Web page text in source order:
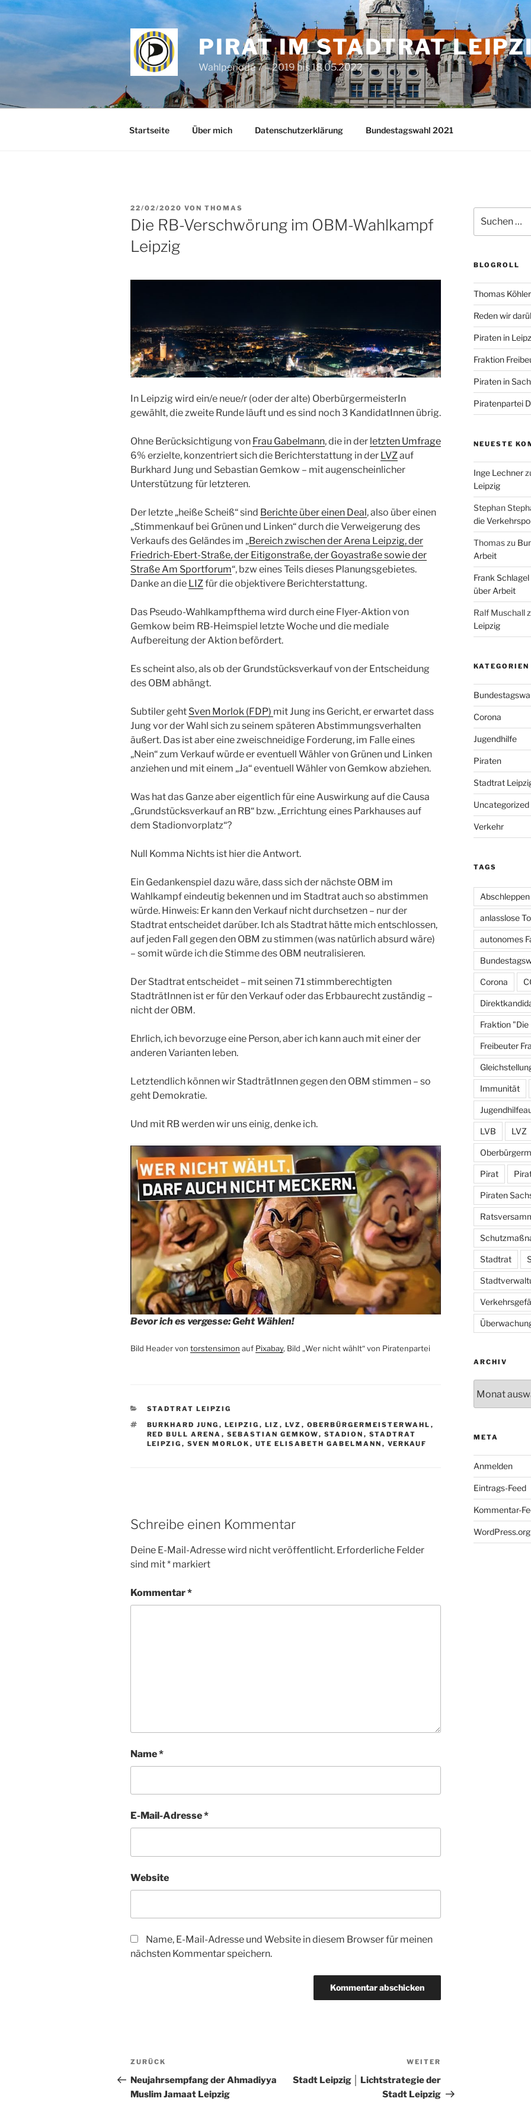
Zum
springen
PIRAT IM STADTRAT
Wahlperiode 7 – 2019 bis 18.05.2022
Startseite Über mich Datenschutzerklärung Bundestagswahl 2021
VERÖFFENTLICHT
AM
22/02/2020 VON THOMAS
Die RB-Verschwörung im OBM-Wahlkampf
Leipzig
In Leipzig wird ein/e neue/r (oder der alte) OberbürgermeisterIn
gewählt, die zweite Runde läuft und es sind noch 3 KandidatInnen übrig.
Ohne Berücksichtigung von Frau Gabelmann, die in der letzten Umfrage
6% erzielte, konzentriert sich die Berichterstattung in der LVZauf
Burkhard Jung und Sebastian Gemkow – mit augenscheinlicher
Unterstützung für letzteren.
Der letzte „heiße Scheiß“ sind Berichte über einen Deal, also über einen
„Stimmenkauf bei Grünen und Linken“ durch die Verweigerung des
Verkaufs des Geländes im „Bereich zwischen der Arena Leipzig, der
Friedrich-Ebert-Straße, der Eitigonstraße, der Goyastraße sowie der
Straße Am Sportforum“, bzw eines Teils dieses Planungsgebietes.
Danke an die LIZfür die objektivere Berichterstattung.
Das Pseudo-Wahlkampfthema wird durch eine Flyer-Aktion von
Gemkow beim RB-Heimspiel letzte Woche und die mediale
Aufbereitung der Aktion befördert.
Es scheint also, als ob der Grundstücksverkauf von der Entscheidung
des OBM abhängt.
Subtiler geht Sven Morlok (FDP) mit Jung ins Gericht, er erwartet dass
Jung vor der Wahl sich zu seinem späteren Abstimmungsverhalten
äußert. Das ist aber eine zweischneidige Forderung, im Falle eines
„Nein“ zum Verkauf würde er eventuell Wähler von Grünen und Linken
anziehen und mit einem „Ja“ eventuell Wähler von Gemkow abziehen.
Was hat das Ganze aber eigentlich für eine Auswirkung auf die Causa
„Grundstücksverkauf an RB“ bzw. „Errichtung eines Parkhauses auf
dem Stadionvorplatz“?
Null Komma Nichts ist hier die Antwort.
Ein Gedankenspiel dazu wäre, dass sich der nächste OBM im
Wahlkampf eindeutig bekennen und im Stadtrat auch so abstimmen
würde. Hinweis: Er kann den Verkauf nicht durchsetzen – nur der
Stadtrat entscheidet darüber. Ich als Stadtrat hätte mich entschlossen,
auf jeden Fall gegen den OBM zu stimmen (was natürlich absurd wäre)
– somit würde ich die Stimme des OBM neutralisieren.
Der Stadtrat entscheidet – mit seinen 71 stimmberechtigten
StadträtInnen ist er für den Verkauf oder das Erbbaurecht zuständig –
nicht der OBM.
Ehrlich, ich bevorzuge eine Person, aber ich kann auch mit einer der
anderen Varianten leben.
Letztendlich können wir StadträtInnen gegen den OBM stimmen – so
geht Demokratie.
Und mit RB werden wir uns einig, denke ich.
Bevor ich es vergesse: Geht Wählen!
Bild Header von torstensimon auf Pixabay, Bild „Wer nicht wählt“ von Piratenpartei
KATEGORIEN
STADTRAT LEIPZIG
SCHLAGWÖRTER
BURKHARD JUNG , LEIPZIG , LIZ , LVZ , OBERBÜRGERMEISTERWAHL ,
RED BULL ARENA , SEBASTIAN GEMKOW, STADION , STADTRAT
LEIPZIG , SVEN MORLOK , UTE ELISABETH GABELMANN , VERKAUF
Schreibe einen Kommentar
Deine E-Mail-Adresse wird nicht veröffentlicht. Erforderliche Felder
sind mit* markiert
Kommentar*
Name*
E-Mail-Adresse*
Website
Name, E-Mail-Adresse und Website in diesem Browser für meinen
nächsten Kommentar speichern.
Beitragsnavigation
Vorheriger
Beitrag
ZURÜCK
Neujahrsempfang der Ahmadiyya
Muslim Jamaat Leipzig
Beitrag
WEITER
Stadt Leipzig │ Lichtstrategie der
Stadt Leipzig
nach:
BLOGROLL
Thomas
Reden wir
Piraten in
Fraktion
Piraten in
Piratenpartei
NEUESTE
Inge Lechner
Leipzig
Stephan
die
Thomaszu
Arbeit
Frank Schlagel
über Arbeit
Ralf Muschall
Leipzig
KATEGORIEN
Corona
Jugendhilfe
Piraten
Stadtrat
Uncategorized
Verkehr
TAGS
Abschleppen
anlasslose
autonomes
Corona
Fraktion
Freibeuter
Immunität
LVB LVZ
Pirat
Piraten
Stadtrat
ARCHIV
META
Anmelden
Eintrags-Feed
Kommentar-
WordPress.org